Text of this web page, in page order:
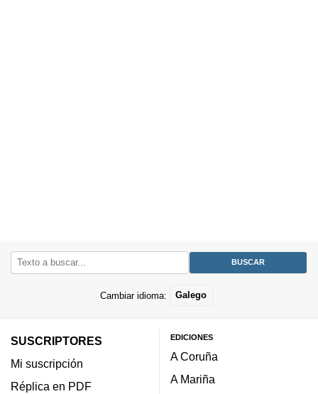
Cambiar idioma: Galego
SUSCRIPTORES
Mi suscripción
Réplica en PDF
EDICIONES
A Coruña
A Mariña